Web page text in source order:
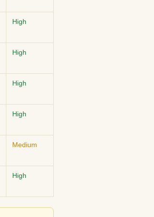
High
High
High
High
Medium
High